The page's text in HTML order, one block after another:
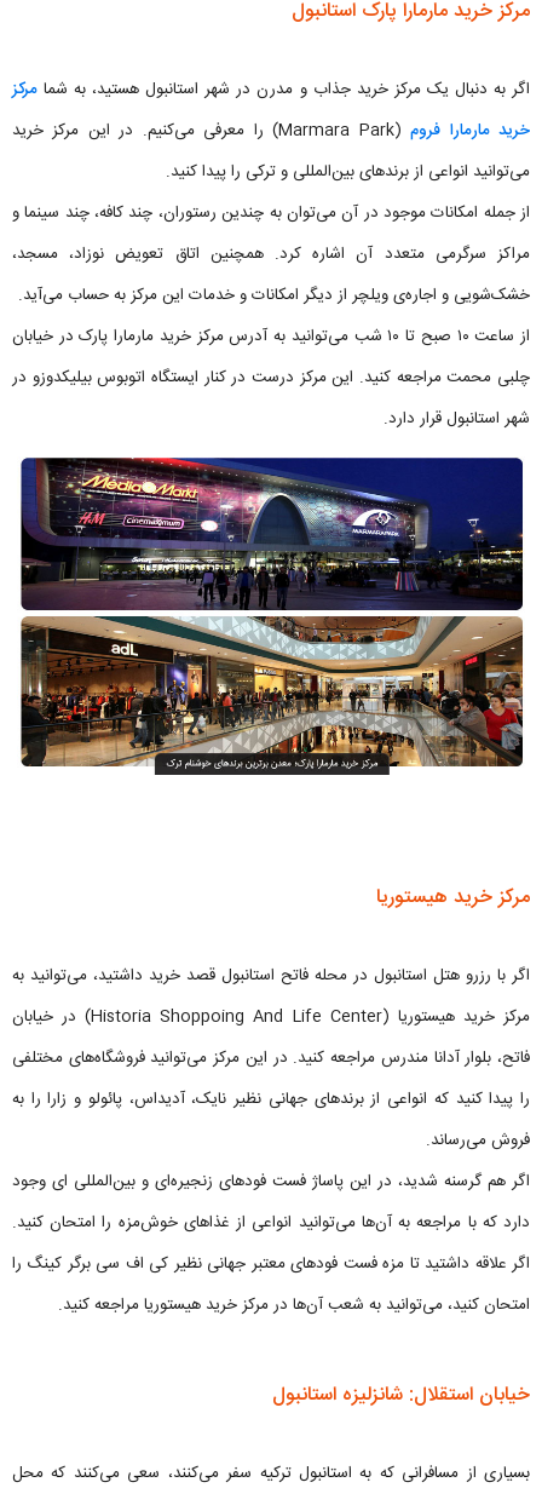
مرکز خرید مارمارا پارک استانبول
اگر به دنبال یک مرکز خرید جذاب و مدرن در شهر استانبول هستید، به شما مرکز
خرید مارمارا فروم
(Marmara Park) را معرفی می‌کنیم. در این مرکز خرید
می‌توانید انواعی از برندهای بین‌المللی و ترکی را پیدا کنید.
از جمله امکانات موجود در آن می‌توان به چندین رستوران، چند کافه، چند سینما و
مراکز سرگرمی متعدد آن اشاره کرد. همچنین اتاق تعویض نوزاد، مسجد،
خشک‌شویی و اجاره‌ی ویلچر از دیگر امکانات و خدمات این مرکز به حساب می‌آید.
از ساعت ۱۰ صبح تا ۱۰ شب می‌توانید به آدرس مرکز خرید مارمارا پارک در خیابان
چلبی محمت مراجعه کنید. این مرکز درست در کنار ایستگاه اتوبوس بیلیکدوزو در
شهر استانبول قرار دارد.
مرکز خرید هیستوریا
اگر با رزرو هتل استانبول در محله فاتح استانبول قصد خرید داشتید، می‌توانید به
مرکز خرید هیستوریا (Historia Shoppoing And Life Center) در خیابان
فاتح، بلوار آدانا مندرس مراجعه کنید. در این مرکز می‌توانید فروشگاه‌های مختلفی
را پیدا کنید که انواعی از برندهای جهانی نظیر نایک، آدیداس، پائولو و زارا را به
فروش می‌رساند.
اگر هم گرسنه شدید، در این پاساژ فست فودهای زنجیره‌ای و بین‌المللی ای وجود
دارد که با مراجعه به آن‌ها می‌توانید انواعی از غذاهای خوش‌مزه را امتحان کنید.
اگر علاقه داشتید تا مزه فست فودهای معتبر جهانی نظیر کی اف سی برگر کینگ را
امتحان کنید، می‌توانید به شعب آن‌ها در مرکز خرید هیستوریا مراجعه کنید.
خیابان استقلال: شانزلیزه استانبول
بسیاری از مسافرانی که به استانبول ترکیه سفر می‌کنند، سعی می‌کنند که محل